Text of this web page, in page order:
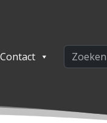
Contact